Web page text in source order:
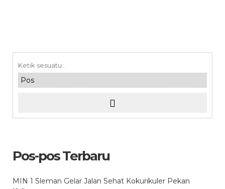
Pos-pos Terbaru
MIN 1 Sleman Gelar Jalan Sehat Kokurikuler Pekan